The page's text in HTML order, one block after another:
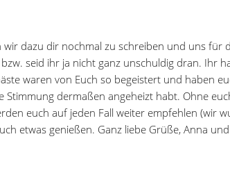
wir dazu dir nochmal zu schreiben und uns
seid ihr ja nicht ganz unschuldig dran. Ihr
waren von Euch so begeistert und haben
dermaßen angeheizt habt. Ohne
euch auf jeden Fall weiter empfehlen (wir
etwas genießen. Ganz liebe Grüße, Anna